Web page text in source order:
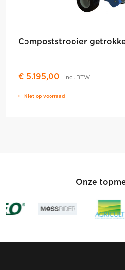
Compoststrooier
€ 5.195,00 incl. BTW
Niet op voorraad
Onze